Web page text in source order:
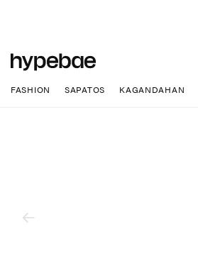
FASHION SAPATOS KAGANDAHAN